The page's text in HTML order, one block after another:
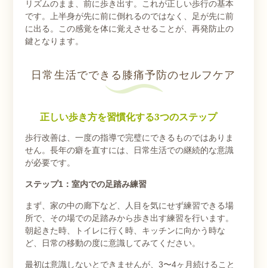
リズムのまま、前に歩き出す。これが正しい歩行の基本
です。上半身が先に前に倒れるのではなく、足が先に前
に出る。この感覚を体に覚えさせることが、再発防止の
鍵となります。
日常生活でできる膝痛予防のセルフケア
正しい歩き方を習慣化する3つのステップ
歩行改善は、一度の指導で完璧にできるものではありま
せん。長年の癖を直すには、日常生活での継続的な意識
が必要です。
ステップ1：室内での足踏み練習
まず、家の中の廊下など、人目を気にせず練習できる場
所で、その場での足踏みから歩き出す練習を行います。
朝起きた時、トイレに行く時、キッチンに向かう時な
ど、日常の移動の度に意識してみてください。
最初は意識しないとできませんが、3〜4ヶ月続けること